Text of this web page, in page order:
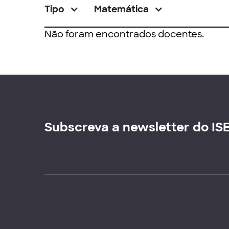
Tipo Matemática
Não foram encontrados docentes.
Subscreva a newsletter do